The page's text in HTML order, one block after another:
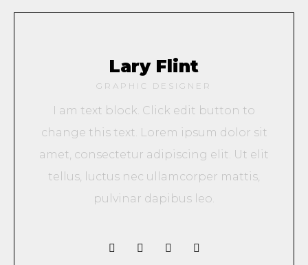
Lary Flint
GRAPHIC DESIGNER
I am text block. Click edit button to
change this text. Lorem ipsum dolor sit
amet, consectetur adipiscing elit. Ut elit
tellus, luctus nec ullamcorper mattis,
pulvinar dapibus leo.